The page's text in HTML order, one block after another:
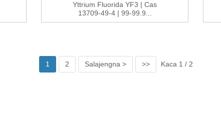
Yttrium Fluorida YF3 | Cas
13709-49-4 | 99-99.9...
1 2 Salajengna > >> Kaca 1 / 2